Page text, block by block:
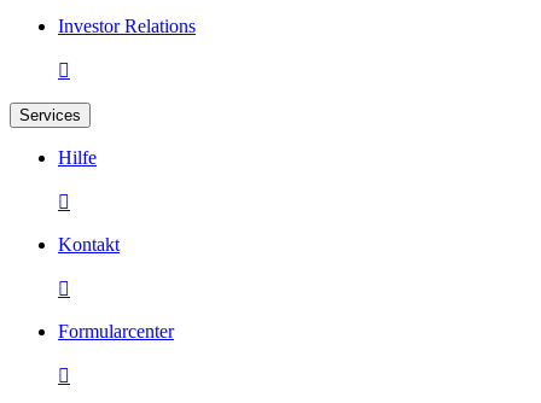
Investor Relations

Services
Hilfe

Kontakt

Formularcenter
